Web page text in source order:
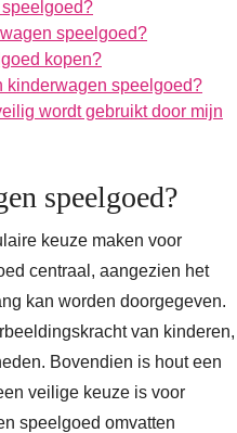
speelgoed?
kopen?
kinderwagen speelgoed?
wordt gebruikt door mijn
speelgoed?
keuze maken voor
centraal, aangezien het
kan worden doorgegeven.
van kinderen,
Bovendien is hout een
veilige keuze is voor
speelgoed omvatten